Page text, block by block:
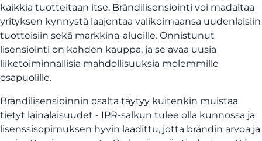
kaikkia tuotteitaan itse. Brändilisensiointi voi madaltaa
yrityksen kynnystä laajentaa valikoimaansa uudenlaisiin
tuotteisiin sekä markkina-alueille. Onnistunut
lisensiointi on kahden kauppa, ja se avaa uusia
liiketoiminnallisia mahdollisuuksia molemmille
osapuolille.
Brändilisensioinnin osalta täytyy kuitenkin muistaa
tietyt lainalaisuudet - IPR-salkun tulee olla kunnossa ja
lisenssisopimuksen hyvin laadittu, jotta brändin arvoa ja